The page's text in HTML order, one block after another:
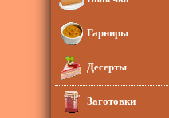
Гарниры
Десерты
Заготовки